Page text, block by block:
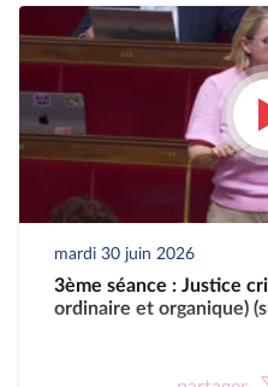
mardi 30 juin 2026
3ème séance : Justice
ordinaire et organique)